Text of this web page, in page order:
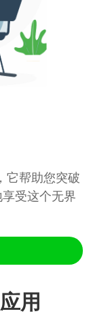
它帮助您突破
受这个无界
用